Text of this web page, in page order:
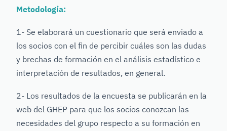
Metodología:
1- Se elaborará un cuestionario que será enviado a
los socios con el fin de percibir cuáles son las dudas
y brechas de formación en el análisis estadístico e
interpretación de resultados, en general.
2- Los resultados de la encuesta se publicarán en la
web del GHEP para que los socios conozcan las
necesidades del grupo respecto a su formación en